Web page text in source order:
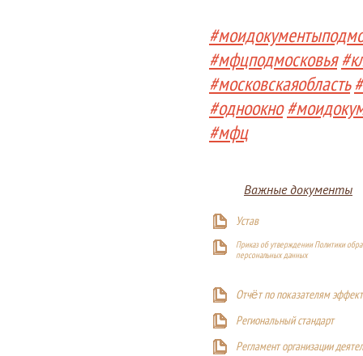
#мфцподмосковья
#московскаяобласть
#одноокно
#мфц
Важные документы
Устав
Приказ об утверждении Политики
персональных данных
Отчёт по показателям
Региональный стандарт
Регламент организации